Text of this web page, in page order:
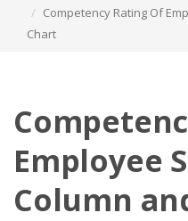
Competency Rating Of
Chart
Employee
Column